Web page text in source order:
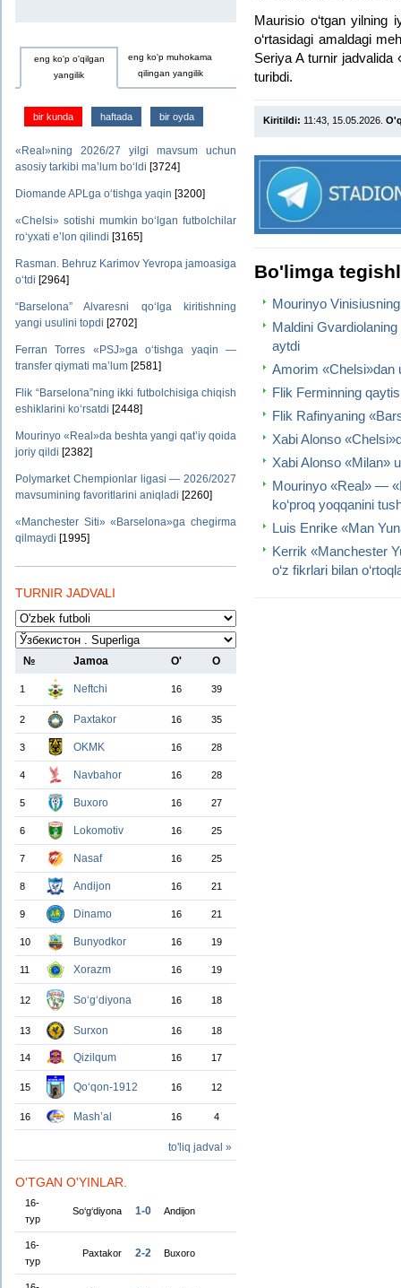
eng ko'p o'qilgan
yangilik
eng ko'p muhokama
qilingan yangilik
bir kunda haftada bir oyda
«Real»ning 2026/27 yilgi mavsum uchun
asosiy tarkibi ma’lum bo‘ldi [3724]
Diomande APLga o‘tishga yaqin [3200]
«Chelsi» sotishi mumkin bo‘lgan futbolchilar
ro‘yxati e’lon qilindi [3165]
Rasman. Behruz Karimov Yevropa jamoasiga
o‘tdi [2964]
“Barselona” Alvaresni qo‘lga kiritishning
yangi usulini topdi [2702]
Ferran Torres «PSJ»ga o‘tishga yaqin —
transfer qiymati ma’lum [2581]
Flik “Barselona”ning ikki futbolchisiga chiqish
eshiklarini ko‘rsatdi [2448]
Mourinyo «Real»da beshta yangi qat’iy qoida
joriy qildi [2382]
Polymarket Chempionlar ligasi — 2026/2027
mavsumining favoritlarini aniqladi [2260]
«Manchester Siti» «Barselona»ga chegirma
qilmaydi [1995]
TURNIR JADVALI
№ Jamoa O' O
1 Neftchi 16 39
2 Paxtakor 16 35
3 OKMK 16 28
4 Navbahor 16 28
5 Buxoro 16 27
6 Lokomotiv 16 25
7 Nasaf 16 25
8 Andijon 16 21
9 Dinamo 16 21
10 Bunyodkor 16 19
11 Xorazm 16 19
12 So‘g‘diyona 16 18
13 Surxon 16 18
14 Qizilqum 16 17
15 Qo‘qon-1912 16 12
16 Mash’al 16 4
to'liq jadval »
O'TGAN O'YINLAR.
16-
тур
So‘g‘diyona 1-0 Andijon
16-
тур
Paxtakor 2-2 Buxoro
Maurisio o‘tgan yilning
o‘rtasidagi amaldagi
Seriya A turnir jadvalida
turibdi.
Kiritildi: 11:43, 15.05.2026.
Bo'limga
Mourinyo
Maldini
aytdi
Amorim «Chelsi»dan
Flik Ferminning
Flik Rafinyaning
Xabi Alonso
Xabi Alonso «Milan»
Mourinyo «Real» —
ko‘proq yoqqanini
Luis Enrike «Man
Kerrik «Manchester
o‘z fikrlari bilan